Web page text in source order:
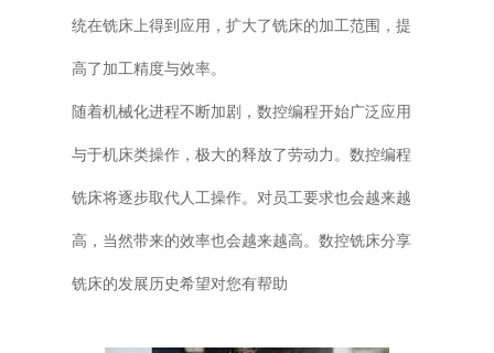
统在铣床上得到应用，扩大了铣床的加工范围，提
高了加工精度与效率。
随着机械化进程不断加剧，数控编程开始广泛应用
与于机床类操作，极大的释放了劳动力。数控编程
铣床将逐步取代人工操作。对员工要求也会越来越
高，当然带来的效率也会越来越高。数控铣床分享
铣床的发展历史希望对您有帮助